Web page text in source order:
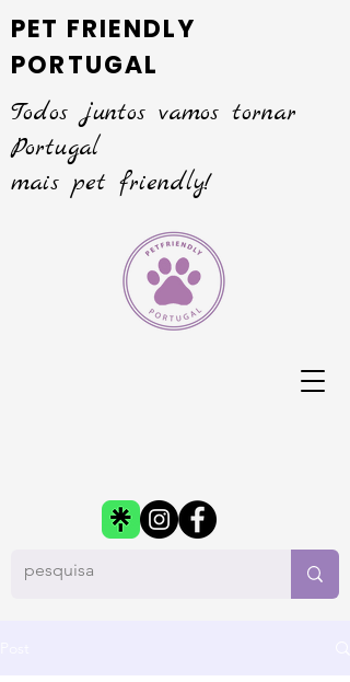
PET FRIENDLY
PORTUGAL
Todos juntos vamos tornar
Portugal
mais pet friendly!